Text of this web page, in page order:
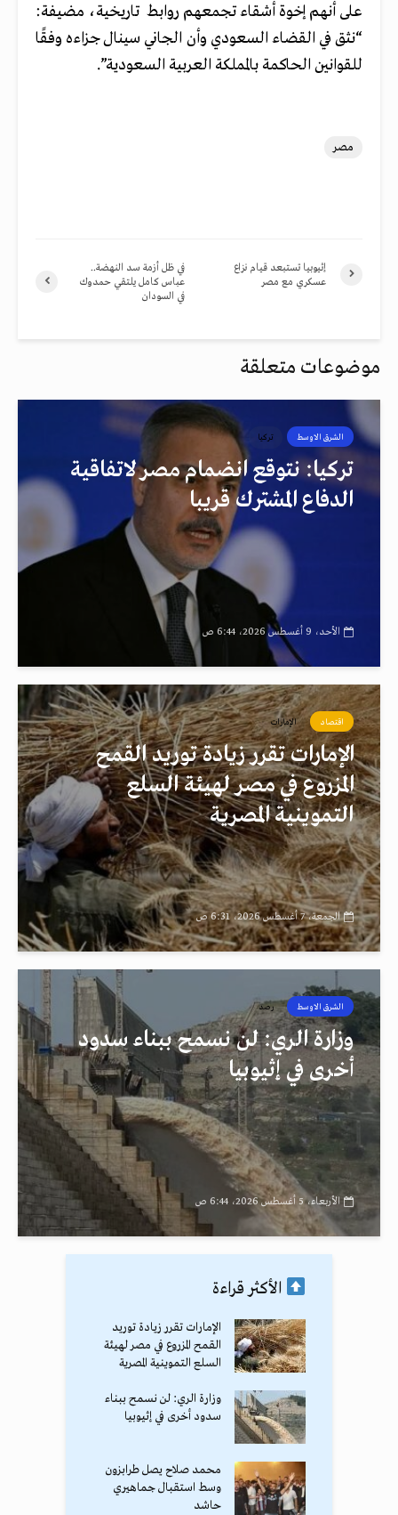
على أنهم إخوة أشقاء تجمعهم روابط تاريخية، مضيفة:
“نثق في القضاء السعودي وأن الجاني سينال جزاءه وفقًا
للقوانين الحاكمة بالمملكة العربية السعودية”.
مصر
في ظل أزمة سد النهضة..
عباس كامل يلتقي حمدوك
في السودان
إثيوبيا تستبعد قيام نزاع
عسكري مع مصر
موضوعات متعلقة
الشرق الاوسط تركيا
تركيا: نتوقع انضمام مصر لاتفاقية
الدفاع المشترك قريبا
الأحد، 9 أغسطس 2026، 6:44 ص
اقتصاد الإمارات
الإمارات تقرر زيادة توريد القمح
المزروع في مصر لهيئة السلع
التموينية المصرية
الجمعة، 7 أغسطس 2026، 6:31 ص
الشرق الاوسط رصد
وزارة الري: لن نسمح ببناء سدود
أخرى في إثيوبيا
الأربعاء، 5 أغسطس 2026، 6:44 ص
الأكثر قراءة
الإمارات تقرر زيادة توريد
القمح المزروع في مصر لهيئة
السلع التموينية المصرية
وزارة الري: لن نسمح ببناء
سدود أخرى في إثيوبيا
محمد صلاح يصل طرابزون
وسط استقبال جماهيري
حاشد